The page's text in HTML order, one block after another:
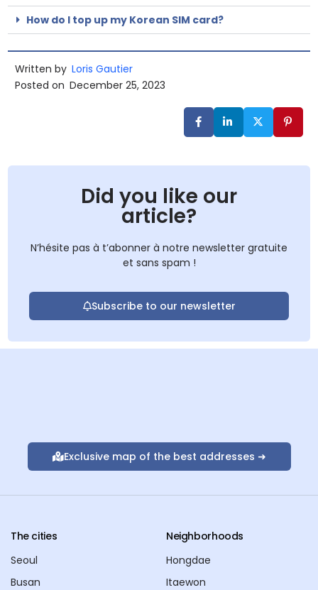
How do I top up my Korean SIM card?
Written by Loris Gautier
Posted on December 25, 2023
Did you like our
article?
N’hésite pas à t’abonner à notre newsletter gratuite
et sans spam !
Subscribe to our newsletter
Exclusive map of the best addresses ➜
The cities
Seoul
Busan
Neighborhoods
Hongdae
Itaewon